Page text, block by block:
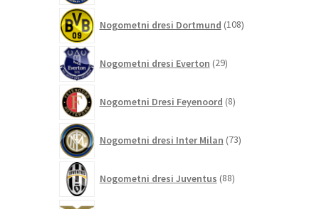
Nogometni dresi Dortmund 108izdelkov
Nogometni dresi Everton 29izdelkov
Nogometni Dresi Feyenoord 8izdelkov
Nogometni dresi Inter Milan 73izdelkov
Nogometni dresi Juventus 88izdelkov